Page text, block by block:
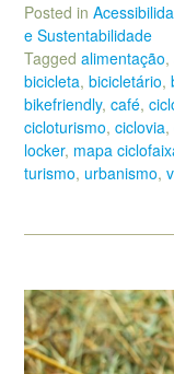
Posted in
e Sustentabilidade
Tagged alimentação,
bicicleta, bicicletário,
bikefriendly, café,
cicloturismo, ciclovia,
locker, mapa
turismo, urbanismo,